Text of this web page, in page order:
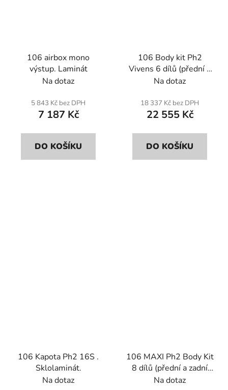
106 airbox mono
výstup. Laminát
Na dotaz
5 843 Kč bez DPH
7 187 Kč
DO KOŠÍKU
106 Body kit Ph2
Vivens 6 dílů (přední a
zadní nárazník, přední
Sklolaminát.
Na dotaz
18 337 Kč bez DPH
22 555 Kč
DO KOŠÍKU
106 Kapota Ph2 16S .
Sklolaminát.
Na dotaz
106 MAXI Ph2 Body Kit
8 dílů (přední a zadní
nárazník, přední a zadní
Na dotaz